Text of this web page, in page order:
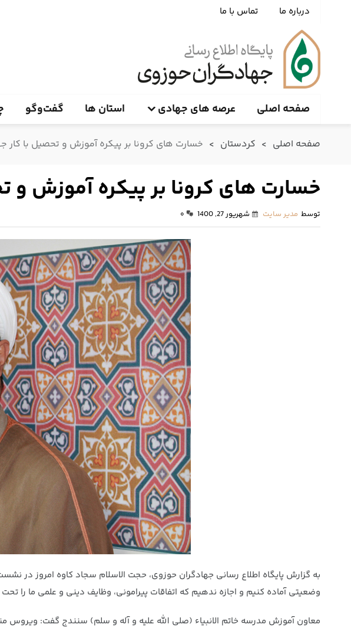
درباره ما تماس با ما
صفحه اصلی عرصه های جهادی استان ها گفت‌وگو
صفحه اصلی > کردستان > خسارت های کرونا بر پیکره آموزش و تحصیل با کار
خسارت های کرونا بر پیکره آموزش و
توسط مدیر سایت شهریور 27, 1400 ۰
به گزارش پایگاه اطلاع رسانی جهادگران حوزوی، حجت الاسلام سجاد کاوه امروز در
وضعیتی آماده کنیم و اجازه ندهیم که اتفاقات پیرامونی، وظایف دینی و علمی ما را
معاون آموزش مدرسه خاتم الانبیاء (صلی الله علیه و آله و سلم) سنندج گفت: ویروس